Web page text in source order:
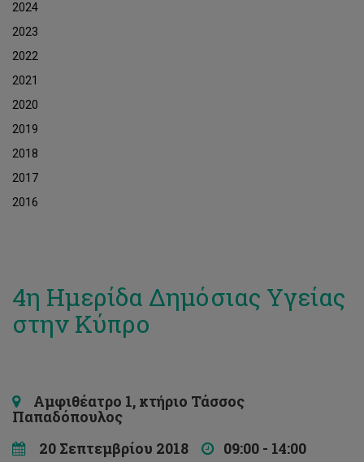
2024
2023
2022
2021
2020
2019
2018
2017
2016
4η Ημερίδα Δημόσιας Υγείας
στην Κύπρο
Αμφιθέατρο 1, κτήριο Τάσσος
Παπαδόπουλος
20 Σεπτεμβρίου 2018
09:00 - 14:00